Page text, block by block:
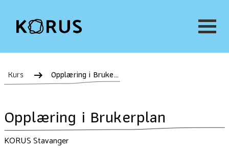
Kurs Opplæring i Brukerplan
Opplæring i Brukerplan
KORUS Stavanger